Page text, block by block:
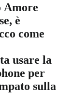
Amore
è
come
usare la
per
sulla